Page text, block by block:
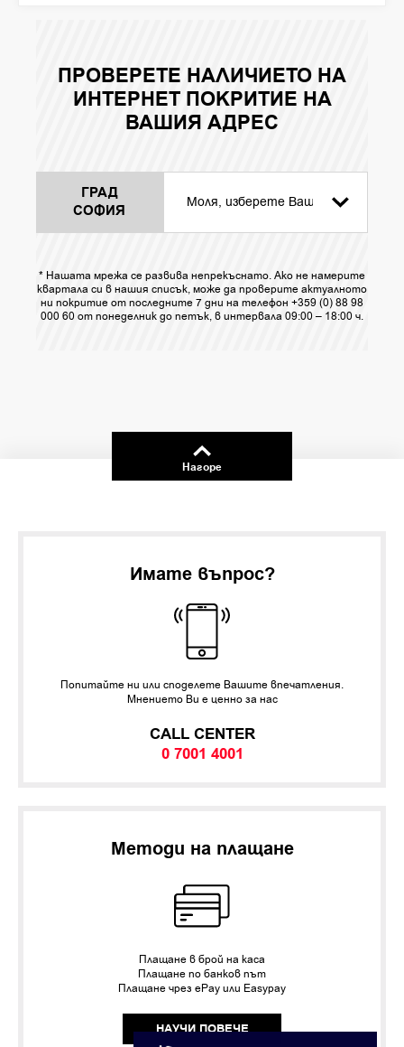
ПРОВЕРЕТЕ НАЛИЧИЕТО НА
ИНТЕРНЕТ ПОКРИТИЕ НА
ВАШИЯ АДРЕС
ГРАД
СОФИЯ
* Нашата мрежа се развива непрекъснато. Ако не намерите
квартала си в нашия списък, може да проверите актуалното
ни покритие от последните 7 дни на телефон +359 (0) 88 98
000 60 от понеделник до петък, в интервала 09:00 – 18:00 ч.
Нагоре
Имате въпрос?
Попитайте ни или споделете Вашите впечатления.
Мнението Ви е ценно за нас
CALL CENTER
0 7001 4001
Методи на плащане
Плащане в брой на каса
Плащане по банков път
Плащане чрез ePay или Easypay
НАУЧИ ПОВЕЧЕ